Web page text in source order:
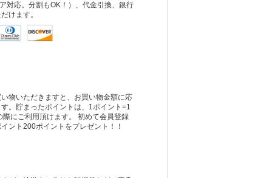
対応。分割もOK！）、代金引換、銀行
けます。
物いただきますと、お買い物金額に応
。貯まったポイントは、1ポイント=1
にご利用頂けます。 初めて会員登録
ント200ポイントをプレゼント！！